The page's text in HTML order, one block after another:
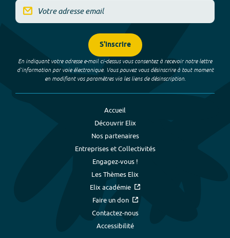
S'inscrire
En indiquant votre adresse e-mail ci-dessus vous consentez à recevoir notre lettre
d’information par voie électronique. Vous pouvez vous désinscrire à tout moment
en modifiant vos paramètres via les liens de désinscription.
Accueil
Découvrir Elix
Nos partenaires
Entreprises et Collectivités
Engagez-vous !
Les Thèmes Elix
Elix académie
Faire un don
Contactez-nous
Accessibilité